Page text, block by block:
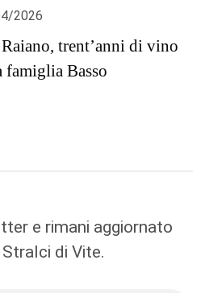
2026
trent’anni di vino
famiglia Basso
e rimani aggiornato
di Vite.